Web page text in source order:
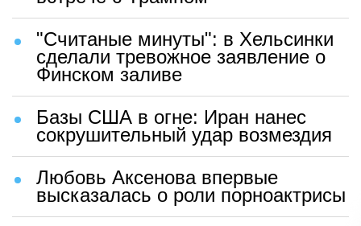
"Считаные минуты": в Хельсинки
сделали тревожное заявление о
Финском заливе
Базы США в огне: Иран нанес
сокрушительный удар возмездия
Любовь Аксенова впервые
высказалась о роли порноактрисы